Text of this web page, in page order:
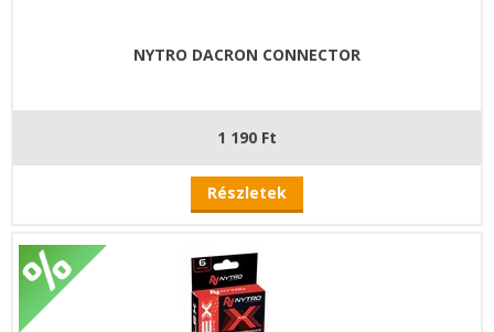
NYTRO DACRON CONNECTOR
1 190 Ft
Részletek